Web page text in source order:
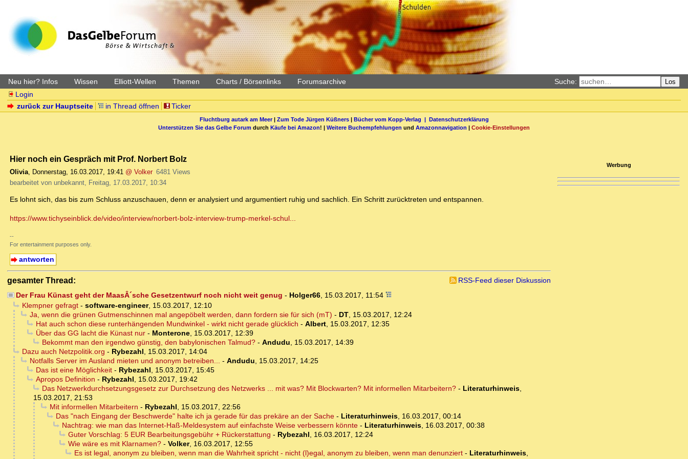
Neu hier? Infos Wissen Elliott-Wellen Themen Charts / Börsenlinks Forumsarchive Suche: Los
Login
zurück zur Hauptseite
in Thread öffnen Ticker
Fluchtburg autark am Meer| Zum Tode Jürgen Küßners| Bücher vom Kopp-Verlag | Datenschutzerklärung
Unterstützen Sie das Gelbe Forum durch Käufe bei Amazon! | Weitere Buchempfehlungen und Amazonnavigation | Cookie-Einstellungen
Hier noch ein Gespräch mit Prof. Norbert Bolz
Olivia, Donnerstag, 16.03.2017, 19:41 @ Volker 6481 Views
bearbeitet von unbekannt, Freitag, 17.03.2017, 10:34
Es lohnt sich, das bis zum Schluss anzuschauen, denn er analysiert und argumentiert ruhig und sachlich. Ein Schritt zurücktreten und entspannen.
https://www.tichyseinblick.de/video/interview/norbert-bolz-interview-trump-merkel-schul...
--
For entertainment purposes only.
antworten
gesamter Thread:
RSS-Feed dieser Diskussion
Der Frau Künast geht der MaasÂ´sche Gesetzentwurf noch nicht weit genug - Holger66, 15.03.2017, 11:54
Klempner gefragt- software-engineer, 15.03.2017, 12:10
Ja, wenn die grünen Gutmenschinnen mal angepöbelt werden, dann fordern sie für sich (mT) - DT, 15.03.2017, 12:24
Hat auch schon diese runterhängenden Mundwinkel - wirkt nicht gerade glücklich - Albert, 15.03.2017, 12:35
Über das GG lacht die Künast nur- Monterone, 15.03.2017, 12:39
Bekommt man den irgendwo günstig, den babylonischen Talmud?- Andudu, 15.03.2017, 14:39
Dazu auch Netzpolitik.org - Rybezahl, 15.03.2017, 14:04
Notfalls Server im Ausland mieten und anonym betreiben... - Andudu, 15.03.2017, 14:25
Das ist eine Möglichkeit- Rybezahl, 15.03.2017, 15:45
Apropos Definition - Rybezahl, 15.03.2017, 19:42
Das Netzwerkdurchsetzungsgesetz zur Durchsetzung des Netzwerks ... mit was? Mit Blockwarten? Mit informellen Mitarbeitern?- Literaturhinweis,
15.03.2017, 21:53
Mit informellen Mitarbeitern - Rybezahl, 15.03.2017, 22:56
Das "nach Eingang der Beschwerde" halte ich ja gerade für das prekäre an der Sache- Literaturhinweis, 16.03.2017, 00:14
Nachtrag: wie man das Internet-Haß-Meldesystem auf einfachste Weise verbessern könnte- Literaturhinweis, 16.03.2017, 00:38
Guter Vorschlag: 5 EUR Bearbeitungsgebühr + Rückerstattung - Rybezahl, 16.03.2017, 12:24
Wie wäre es mit Klarnamen?- Volker, 16.03.2017, 12:55
Es ist legal, anonym zu bleiben, wenn man die Wahrheit spricht - nicht (l)egal, anonym zu bleiben, wenn man denunziert- Literaturhinweis,
Werbung